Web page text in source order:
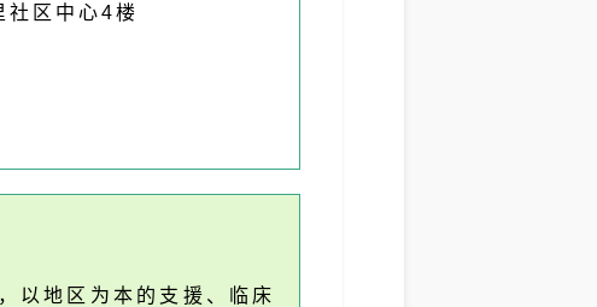
社区中心4楼
以地区为本的支援、临床